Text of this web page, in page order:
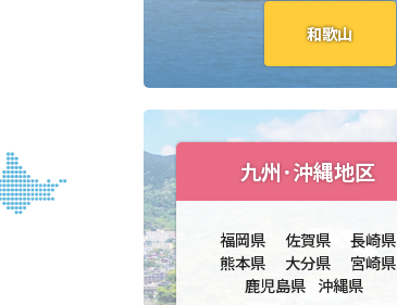
和歌山
九州･沖縄地区
福岡県 佐賀県
長崎県
熊本県
大分県
宮崎県
鹿児島県 沖縄県